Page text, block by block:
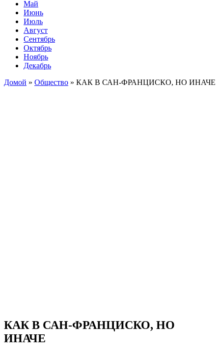
Май
Июнь
Июль
Август
Сентябрь
Октябрь
Ноябрь
Декабрь
Домой » Общество » КАК В САН-ФРАНЦИСКО, НО ИНАЧЕ
КАК В САН-ФРАНЦИСКО, НО
ИНАЧЕ